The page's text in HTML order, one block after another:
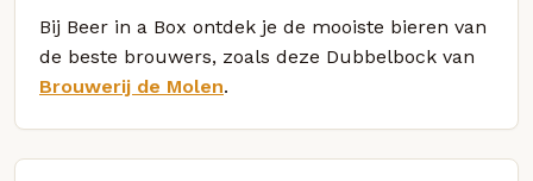
Bij Beer in a Box ontdek je de mooiste bieren van
de beste brouwers, zoals deze Dubbelbock van
Brouwerij de Molen.